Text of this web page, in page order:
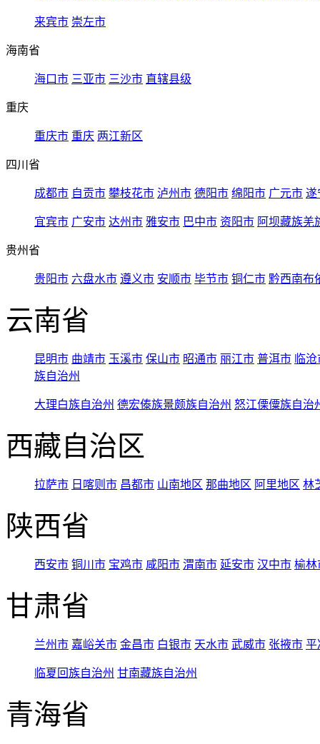
来宾市 崇左市
海南省
海口市 三亚市 三沙市 直辖县级
重庆
重庆市 重庆 两江新区
四川省
成都市 自贡市 攀枝花市 泸州市 德阳市 绵阳市 广元市 遂
宜宾市 广安市 达州市 雅安市 巴中市 资阳市 阿坝藏族羌
贵州省
贵阳市 六盘水市 遵义市 安顺市 毕节市 铜仁市 黔西南布
云南省
昆明市 曲靖市 玉溪市 保山市 昭通市 丽江市 普洱市 临
族自治州
大理白族自治州 德宏傣族景颇族自治州 怒江傈僳族自治
西藏自治区
拉萨市 日喀则市 昌都市 山南地区 那曲地区 阿里地区 林
陕西省
西安市 铜川市 宝鸡市 咸阳市 渭南市 延安市 汉中市 榆林
甘肃省
兰州市 嘉峪关市 金昌市 白银市 天水市 武威市 张掖市 平
临夏回族自治州 甘南藏族自治州
青海省